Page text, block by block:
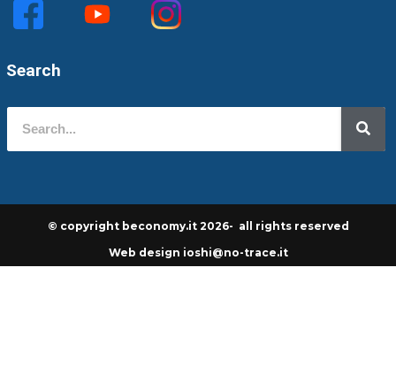
Search
© copyright beconomy.it 2026- all rights reserved
Web design ioshi@no-trace.it